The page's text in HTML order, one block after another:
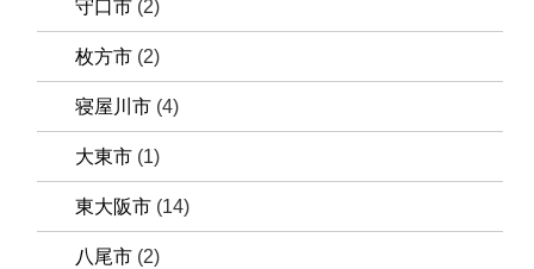
守口市 (2)
枚方市 (2)
寝屋川市 (4)
大東市 (1)
東大阪市 (14)
八尾市 (2)